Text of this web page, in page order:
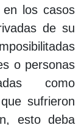
los casos
de su
o personas
como
sufrieron
esto deba